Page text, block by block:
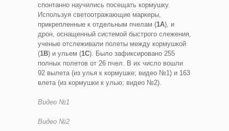
спонтанно научились посещать кормушку.
Используя светоотражающие маркеры,
прикрепленные к отдельным пчелам (1A), и
дрон, оснащенный системой быстрого слежения,
ученые отслеживали полеты между кормушкой
(1B) и ульем (1C). Было зафиксировано 255
полных полетов от 26 пчел. В их число вошли
92 вылета (из улья к кормушке; видео №1) и 163
влета (из кормушки к улью; видео №2).
Видео №1
Видео №2